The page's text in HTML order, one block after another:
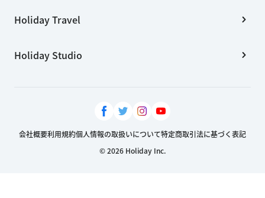
Holiday Travel
Holiday Studio
会社概要利用規約個人情報の取扱いについて特定商取引法に基づく表記
© 2026 Holiday Inc.